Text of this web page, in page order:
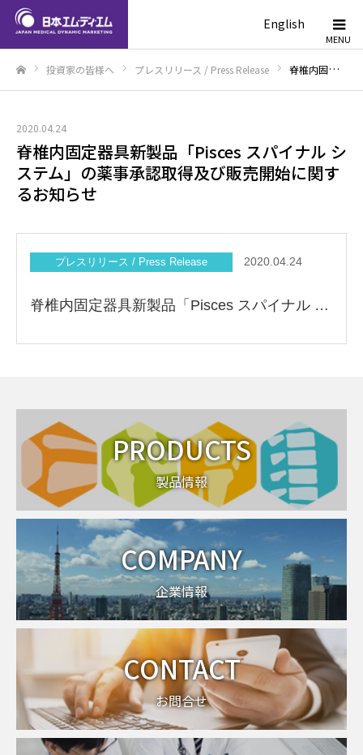
English
投資家の皆様へ プレスリリース / Press Release 脊椎内固定器具新製品「Pisces スパイナル システム」の薬事承認取得及び販売開始に関するお知らせ
2020.04.24
脊椎内固定器具新製品「Pisces スパイナル シ
ステム」の薬事承認取得及び販売開始に関す
るお知らせ
プレスリリース / Press Release 2020.04.24
脊椎内固定器具新製品「Pisces スパイナル システム」の薬事承認取得及び販売開始に関するお知らせを掲載いたしました
PRODUCTS
製品情報
COMPANY
企業情報
CONTACT
お問合せ